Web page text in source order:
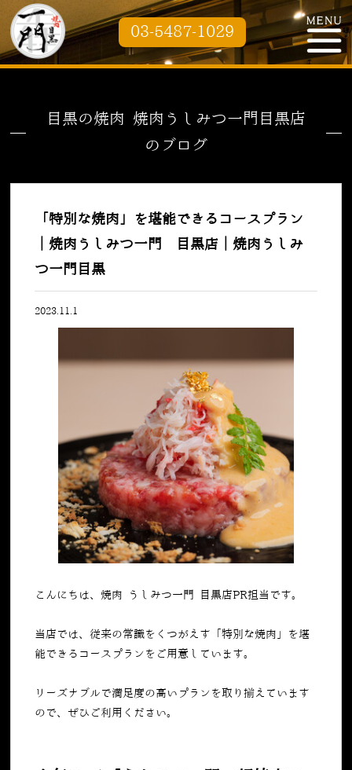
03-5487-1029
目黒の焼肉 焼肉うしみつ一門目黒店
のブログ
「特別な焼肉」を堪能できるコースプラン
｜焼肉うしみつ一門 目黒店｜焼肉うしみ
つ一門目黒
2023.11.1
こんにちは、焼肉 うしみつ一門 目黒店PR担当です。
当店では、従来の常識をくつがえす「特別な焼肉」を堪
能できるコースプランをご用意しています。
リーズナブルで満足度の高いプランを取り揃えています
ので、ぜひご利用ください。